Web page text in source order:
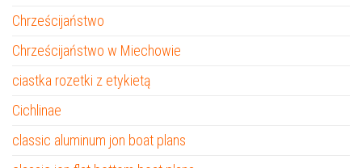
Chrześcijaństwo
Chrześcijaństwo w Miechowie
ciastka rozetki z etykietą
Cichlinae
classic aluminum jon boat plans